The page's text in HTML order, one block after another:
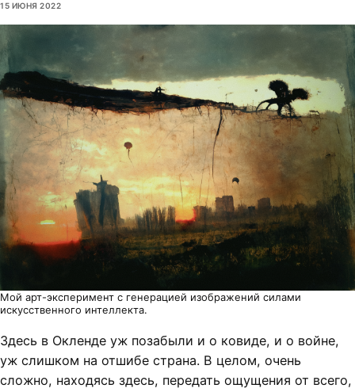
15 ИЮНЯ 2022
Мой арт-эксперимент с генерацией изображений силами
искусственного интеллекта.
Здесь в Окленде уж позабыли и о ковиде, и о войне,
уж слишком на отшибе страна. В целом, очень
сложно, находясь здесь, передать ощущения от всего,